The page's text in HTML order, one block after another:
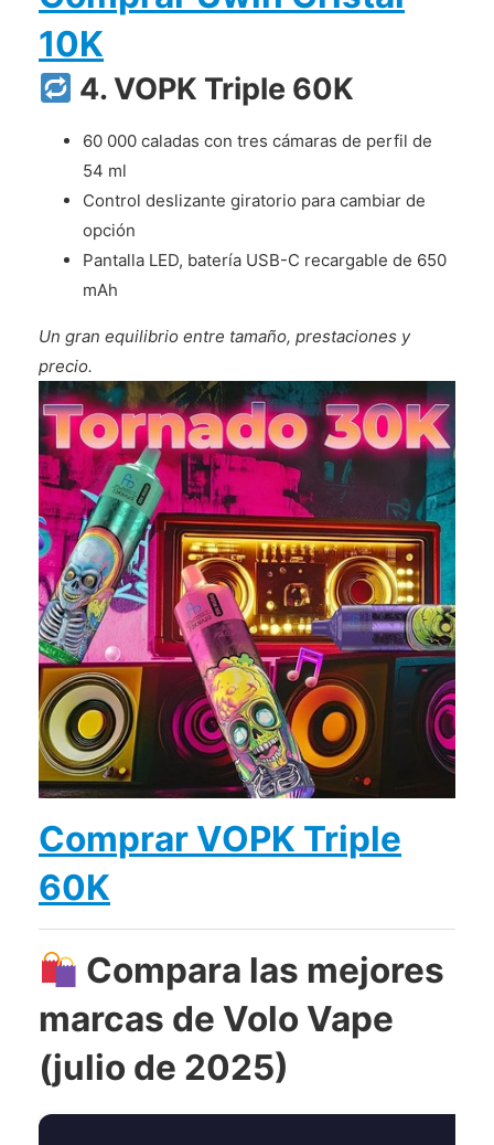
10K
4. VOPK Triple 60K
60 000 caladas con tres cámaras de perfil de
54 ml
Control deslizante giratorio para cambiar de
opción
Pantalla LED, batería USB-C recargable de 650
mAh
Un gran equilibrio entre tamaño, prestaciones y
precio.
Comprar VOPK Triple
60K
Compara las mejores
marcas de Volo Vape
(julio de 2025)